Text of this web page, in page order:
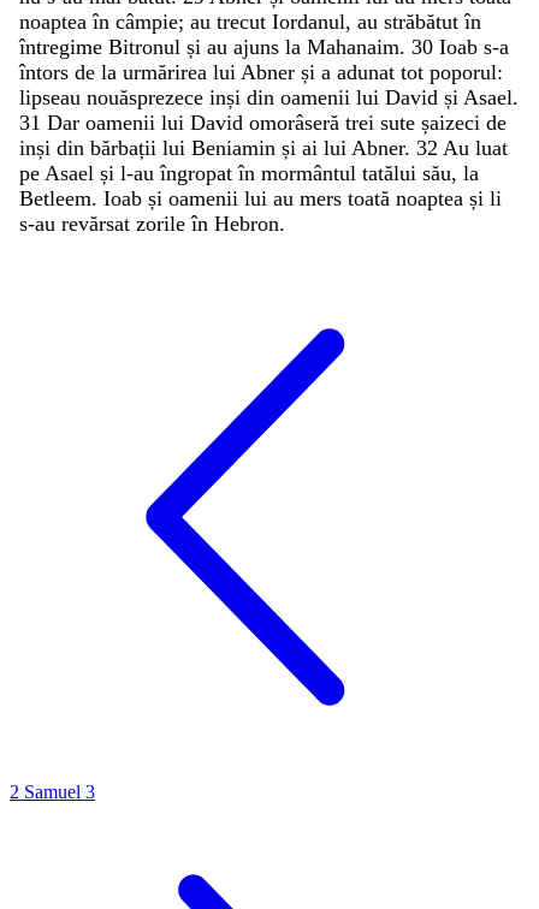
noapteaîn câmpie; au trecut Iordanul, au străbătutîn
întregime Bitronul și au ajuns la Mahanaim. 30 Ioab s-a
întors de la urmărirea lui Abner și a adunat tot poporul:
lipseau nouăsprezece inși din oamenii lui David și Asael.
31 Dar oamenii lui David omorâseră trei sute șaizeci de
inși din bărbații lui Beniamin și ai lui Abner. 32 Au luat
pe Asael și l-auîngropatîn mormântul tatălui său, la
Betleem. Ioab și oamenii lui au mers toată noaptea și li
s-au revărsat zorileîn Hebron.
2 Samuel 3